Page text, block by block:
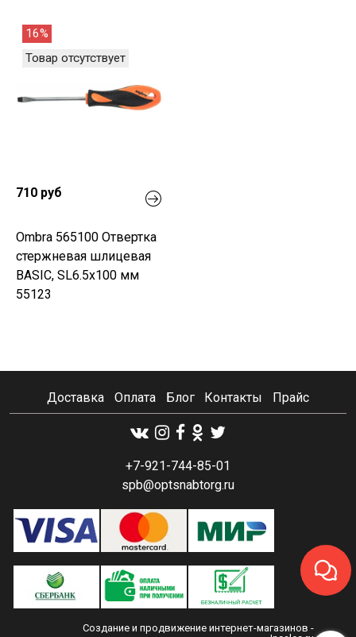
16%
Товар отсутствует
710 руб
Ombra 565100 Отвертка
стержневая шлицевая
BASIC, SL6.5х100 мм
55123
Доставка Оплата Блог Контакты Прайс
+7-921-744-85-01
spb@optsnabtorg.ru
Создание и продвижение интернет-магазинов -